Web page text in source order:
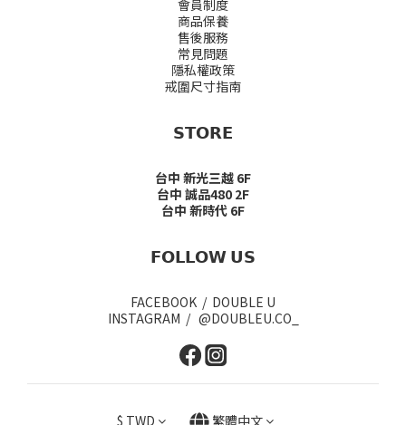
會員制度
商品保養
售後服務
常見問題
隱私權政策
戒圍尺寸指南
𝗦𝗧𝗢𝗥𝗘
台中 新光三越 6F
台中 誠品480 2F
台中 新時代 6F
𝗙𝗢𝗟𝗟𝗢𝗪 𝗨𝗦
FACEBOOK / DOUBLE U
INSTAGRAM / @DOUBLEU.CO_
$ TWD 繁體中文